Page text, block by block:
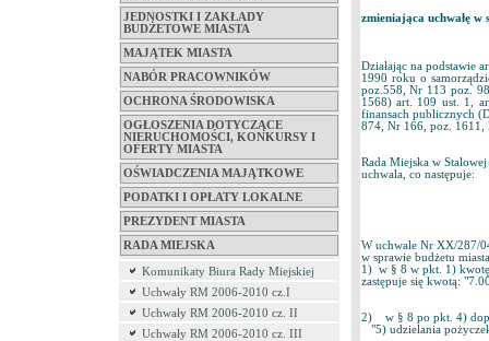
JEDNOSTKI I ZAKŁADY
BUDŻETOWE MIASTA
MAJĄTEK MIASTA
NABÓR PRACOWNIKÓW
OCHRONA ŚRODOWISKA
OGŁOSZENIA DOTYCZĄCE
NIERUCHOMOŚCI, KONKURSY I
OFERTY MIASTA
OŚWIADCZENIA MAJĄTKOWE
PODATKI I OPŁATY LOKALNE
PREZYDENT MIASTA
RADA MIEJSKA
Komunikaty Biura Rady Miejskiej
Uchwały RM 2006-2010 cz.I
Uchwały RM 2006-2010 cz. II
Uchwały RM 2006-2010 cz. III
zmieniająca uchwałę
Działając na podstawie
1990 roku o
poz.558, Nr 113 poz.
1568) art. 109 ust. 1,
finansach publicznych
874, Nr 166, poz. 1611,
Rada Miejska w
uchwala, co następuje:
W uchwale Nr XX/287/
w sprawie budżetu
1) w § 8 w pkt. 1)
zastępuje się kwotą:
2) w § 8 po pkt. 4)
"5) udzielania